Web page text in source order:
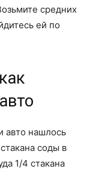
средних
ей по
авто нашлось
соды в
1/4 стакана